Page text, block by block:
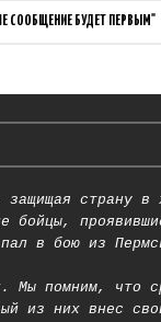
СООБЩЕНИЕ БУДЕТ ПЕРВЫМ"
страну в
в бою из
Мы помним, что
из них внес